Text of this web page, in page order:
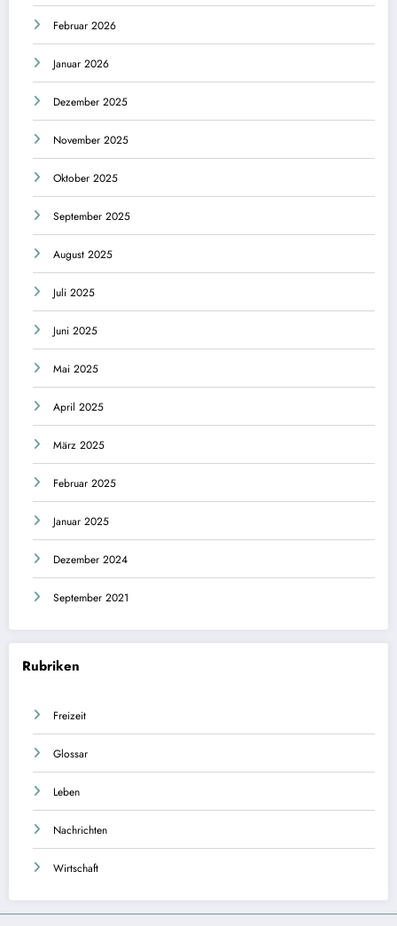
Februar 2026
Januar 2026
Dezember 2025
November 2025
Oktober 2025
September 2025
August 2025
Juli 2025
Juni 2025
Mai 2025
April 2025
März 2025
Februar 2025
Januar 2025
Dezember 2024
September 2021
Rubriken
Freizeit
Glossar
Leben
Nachrichten
Wirtschaft